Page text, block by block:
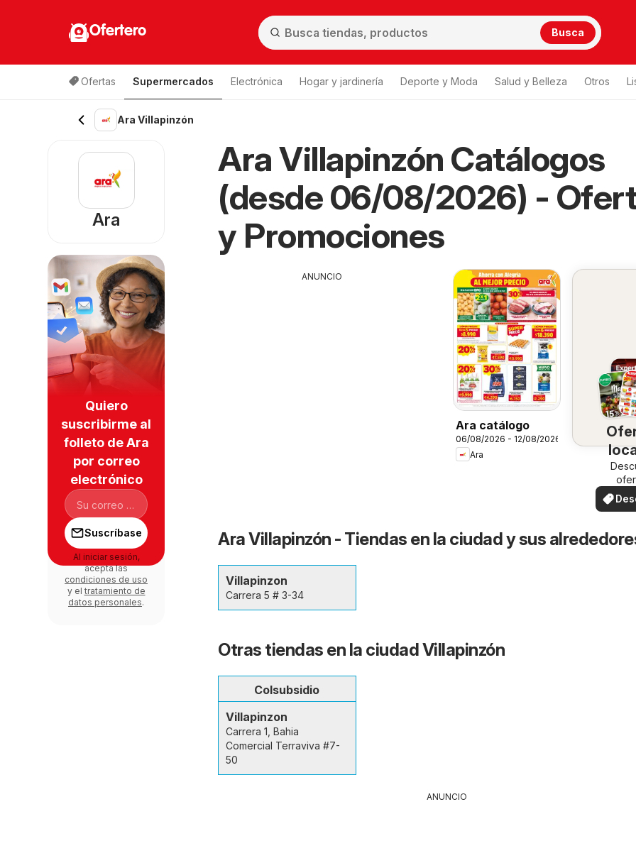
Ofertero Busca
Ofertas Supermercados Electrónica Hogar y jardinería Deporte y Moda Salud y Belleza Otros
Ara Villapinzón
Ara Villapinzón Catálogos
(desde 06/08/2026) -
y Promociones
ANUNCIO
Ara catálogo
06/08/2026 - 12/08/2026
Ara
Ara Villapinzón - Tiendas en la ciudad y sus
Villapinzon
Carrera 5 # 3-34
Otras tiendas en la ciudad Villapinzón
Colsubsidio
Villapinzon
Carrera 1, Bahia
Comercial Terraviva #7-
50
ANUNCIO
Ara
Quiero
suscribirme al
folleto de Ara
por correo
electrónico
Suscríbase
Al iniciar sesión,
acepta las
condiciones de uso
y el tratamiento de
datos personales.